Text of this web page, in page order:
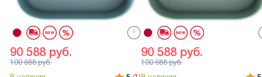
90 588 руб.
100 688руб.
90 588 руб.
100 688руб.